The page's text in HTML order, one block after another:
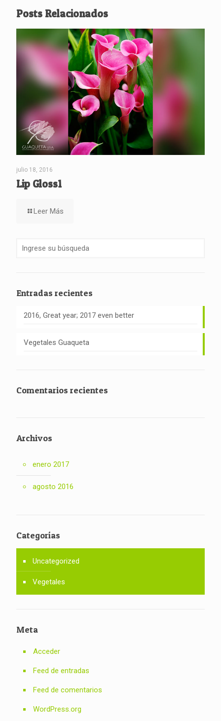
Posts Relacionados
julio 18, 2016
Lip Gloss1
Leer Más
Entradas recientes
2016, Great year; 2017 even better
Vegetales Guaqueta
Comentarios recientes
Archivos
enero 2017
agosto 2016
Categorías
Uncategorized
Vegetales
Meta
Acceder
Feed de entradas
Feed de comentarios
WordPress.org